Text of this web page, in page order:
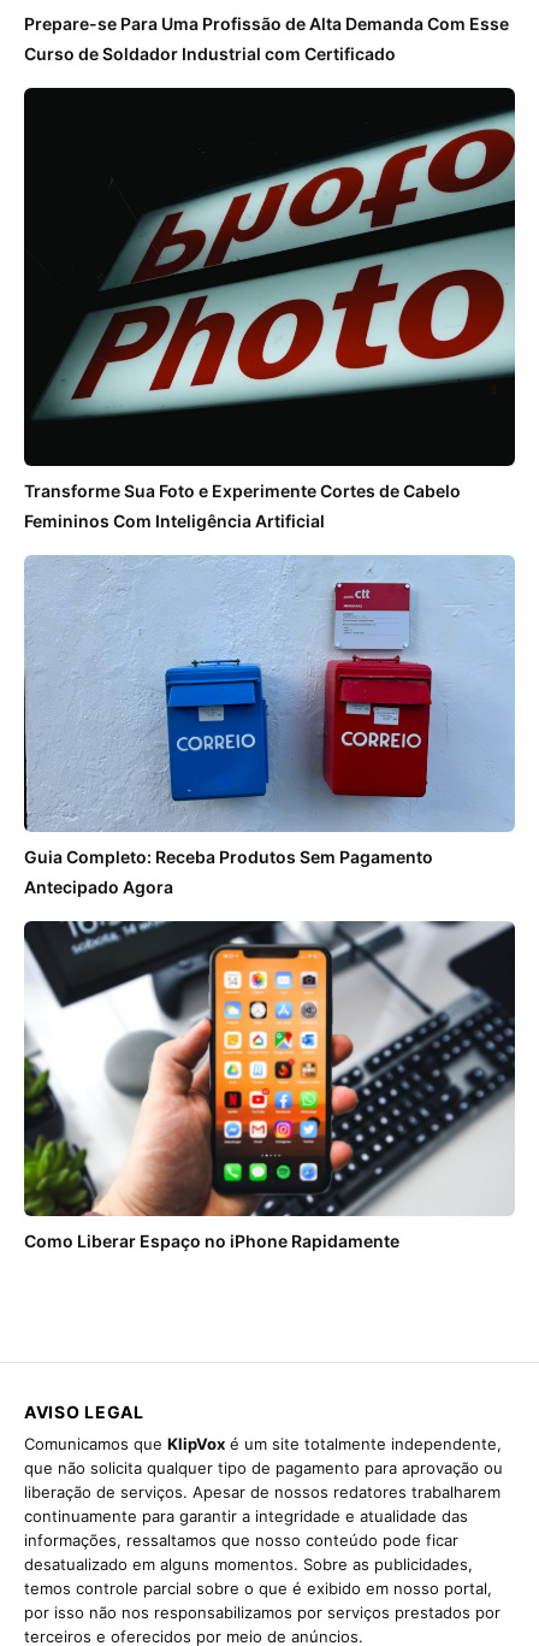
Prepare-se Para Uma Profissão de Alta Demanda Com Esse
Curso de Soldador Industrial com Certificado
Transforme Sua Foto e Experimente Cortes de Cabelo
Femininos Com Inteligência Artificial
Guia Completo: Receba Produtos Sem Pagamento
Antecipado Agora
Como Liberar Espaço no iPhone Rapidamente
AVISO LEGAL
Comunicamos que KlipVox é um site totalmente independente,
que não solicita qualquer tipo de pagamento para aprovação ou
liberação de serviços. Apesar de nossos redatores trabalharem
continuamente para garantir a integridade e atualidade das
informações, ressaltamos que nosso conteúdo pode ficar
desatualizado em alguns momentos. Sobre as publicidades,
temos controle parcial sobre o que é exibido em nosso portal,
por isso não nos responsabilizamos por serviços prestados por
terceiros e oferecidos por meio de anúncios.